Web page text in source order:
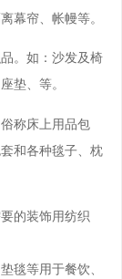
幕帘、帐幔等。
。如：沙发及椅
垫、等。
称床上用品包
和各种毯子、枕
的装饰用纺织
毯等用于餐饮、